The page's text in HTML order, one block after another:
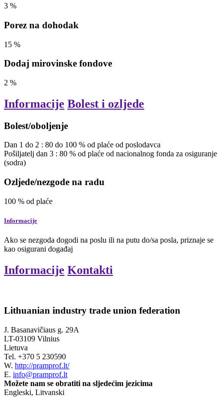
3 %
Porez na dohodak
15 %
Dodaj mirovinske fondove
2 %
Informacije Bolest i ozljede
Bolest/oboljenje
Dan 1 do 2 : 80 do 100 % od plaće od poslodavca
Pošiljatelj dan 3 : 80 % od plaće od nacionalnog fonda za osiguranje
(sodra)
Ozljede/nezgode na radu
100 % od plaće
Informacije
Ako se nezgoda dogodi na poslu ili na putu do/sa posla, priznaje se
kao osigurani događaj
Informacije Kontakti
Lithuanian industry trade union federation
J. Basanavičiaus g. 29A
LT-03109 Vilnius
Lietuva
Tel. +370 5 230590
W. http://pramprof.lt/
E. info@pramprof.lt
Možete nam se obratiti na sljedećim jezicima
Engleski, Litvanski